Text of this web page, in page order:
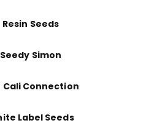
Resin Seeds
Seedy Simon
Cali Connection
Label Seeds